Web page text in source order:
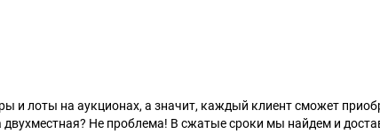
лоты на аукционах, а значит, каждый клиент сможет
Не проблема! В сжатые сроки мы найдем и